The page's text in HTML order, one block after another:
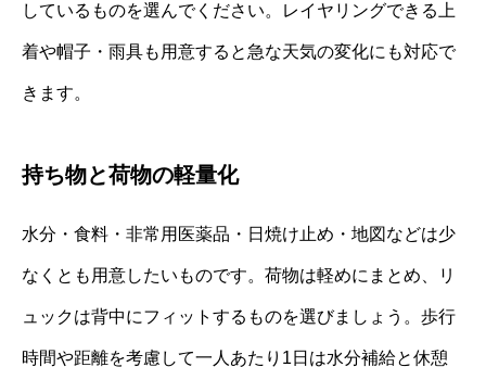
しているものを選んでください。レイヤリングできる上
着や帽子・雨具も用意すると急な天気の変化にも対応で
きます。
持ち物と荷物の軽量化
水分・食料・非常用医薬品・日焼け止め・地図などは少
なくとも用意したいものです。荷物は軽めにまとめ、リ
ュックは背中にフィットするものを選びましょう。歩行
時間や距離を考慮して一人あたり1日は水分補給と休憩